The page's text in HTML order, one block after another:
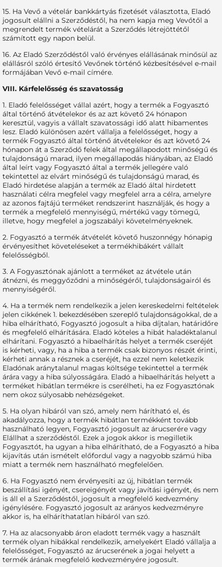
15. Ha Vevő a vételár bankkártyás fizetését választotta, Eladó
jogosult elállni a Szerződéstől, ha nem kapja meg Vevőtől a
megrendelt termék vételárát a Szerződés létrejöttétől
számított egy napon belül.
16. Az Eladó Szerződéstől való érvényes elállásának minősül az
elállásról szóló értesítő Vevőnek történő kézbesítésével e-mail
formájában Vevő e-mail címére.
VIII. Kárfelelősség és szavatosság
1. Eladó felelősséget vállal azért, hogy a termék a Fogyasztó
által történő átvételekor és az azt követő 24 hónapon
keresztül, vagyis a vállalt szavatossági idő alatt hibamentes
lesz. Eladó különösen azért vállalja a felelősséget, hogy a
termék Fogyasztó által történő átvételekor és azt követő 24
hónapon át a Szerződő felek által megállapodott minőségű és
tulajdonságú marad, ilyen megállapodás hiányában, az Eladó
által leírt vagy Fogyasztó által a termék jellegére való
tekintettel az elvárt minőségű és tulajdonságú marad, és
Eladó hirdetése alapján a termék az Eladó által hirdetett
használati célra megfelel vagy megfelel arra a célra, amelyre
az azonos fajtájú terméket rendszerint használják, és hogy a
termék a megfelelő mennyiségű, mértékű vagy tömegű,
illetve, hogy megfelel a jogszabályi követelményeknek.
2. Fogyasztó a termék átvételét követő huszonnégy hónapig
érvényesíthet követeléseket a termékhibákért vállalt
felelősségből.
3. A Fogyasztónak ajánlott a terméket az átvétele után
átnézni, és meggyőződni a minőségéről, tulajdonságairól és
mennyiségéről.
4. Ha a termék nem rendelkezik a jelen kereskedelmi feltételek
jelen cikkének 1. bekezdésében szereplő tulajdonságokkal, de a
hiba elhárítható, Fogyasztó jogosult a hiba díjtalan, határidőre
és megfelelő elhárítására. Eladó köteles a hibát haladéktalanul
elhárítani. Fogyasztó a hibaelhárítás helyet a termék cseréjét
is kérheti, vagy, ha a hiba a termék csak bizonyos részét érinti,
kérheti annak a résznek a cseréjét, ha ezzel nem keletkezik
Eladónak aránytalanul magas költsége tekintettel a termék
árára vagy a hiba súlyosságára. Eladó a hibaelhárítás helyett a
terméket hibátlan termékre is cserélheti, ha ez Fogyasztónak
nem okoz súlyosabb nehézségeket.
5. Ha olyan hibáról van szó, amely nem hárítható el, és
akadályozza, hogy a termék hibátlan termékként tovább
használható legyen, Fogyasztó jogosult az árucserére vagy
Elállhat a szerződéstől. Ezek a jogok akkor is megilletik
Fogyasztót, ha ugyan a hiba elhárítható, de a Fogyasztó a hiba
kijavítás után ismételt előfordul vagy a nagyobb számú hiba
miatt a termék nem használható megfelelően.
6. Ha Fogyasztó nem érvényesíti az új, hibátlan termék
beszállítási igényét, csereigényét vagy javítási igényét, és nem
is áll el a Szerződéstől, jogosult a megfelelő kedvezmény
igénylésére. Fogyasztó jogosult az arányos kedvezményre
akkor is, ha elháríthatatlan hibáról van szó.
7. Ha az alacsonyabb áron eladott termék vagy a használt
termék olyan hibákkal rendelkezik, amelyekért Eladó vállalja a
felelősséget, Fogyasztó az árucserének a jogai helyett a
termék árának megfelelő kedvezményére jogosult.